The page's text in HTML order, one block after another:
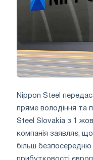
Nippon Steel
пряме володіння та
Steel Slovakia з 1
компанія заявляє,
більш безпосередню